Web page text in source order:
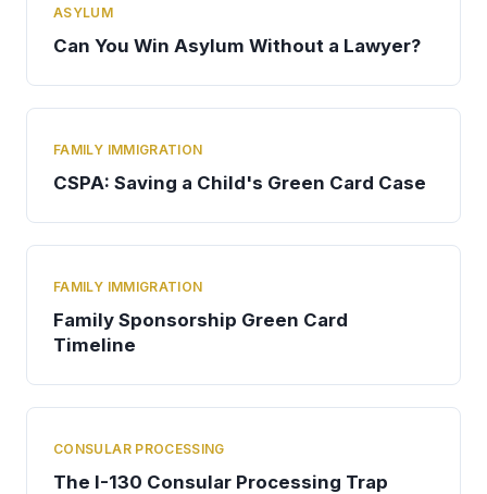
ASYLUM
Can You Win Asylum Without a Lawyer?
FAMILY IMMIGRATION
CSPA: Saving a Child's Green Card Case
FAMILY IMMIGRATION
Family Sponsorship Green Card
Timeline
CONSULAR PROCESSING
The I-130 Consular Processing Trap